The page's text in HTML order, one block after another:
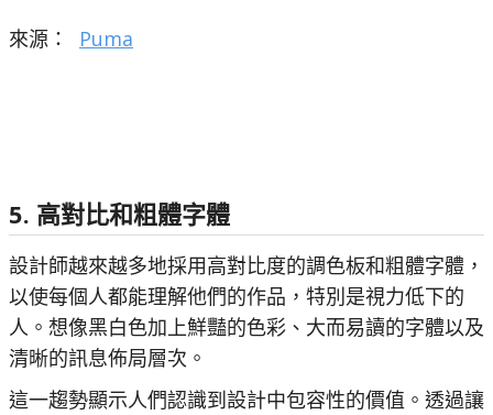
來源： Puma
5. 高對比和粗體字體
設計師越來越多地採用高對比度的調色板和粗體字體，
以使每個人都能理解他們的作品，特別是視力低下的
人。想像黑白色加上鮮豔的色彩、大而易讀的字體以及
清晰的訊息佈局層次。
這一趨勢顯示人們認識到設計中包容性的價值。透過讓